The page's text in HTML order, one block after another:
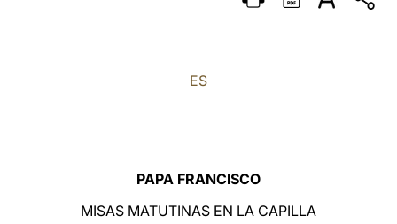
DEUTSCH
ES
PAPA FRANCISCO
MISAS MATUTINAS EN LA CAPILLA